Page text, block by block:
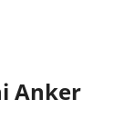
Anker